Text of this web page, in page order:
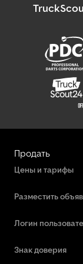
Продать
Цены и тарифы
Разместить
Логин
Знак доверия